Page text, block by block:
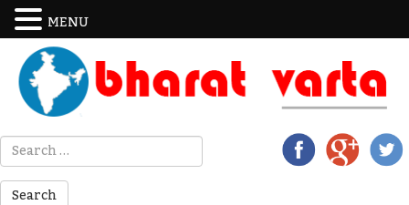
MENU